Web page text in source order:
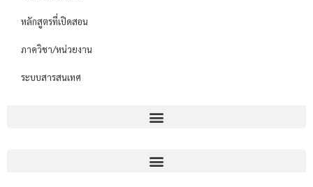
หลักสูตรที่เปิดสอน
ภาควิชา/หน่วยงาน
ระบบสารสนเทศ